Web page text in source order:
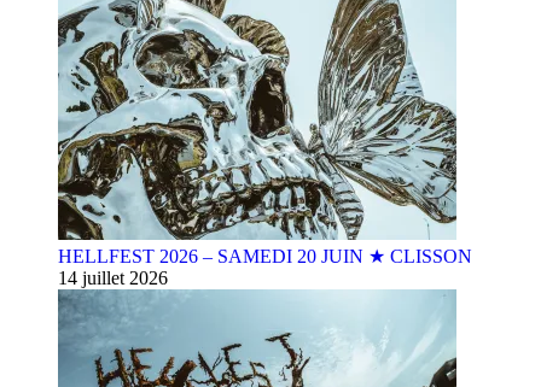
HELLFEST 2026 – SAMEDI 20 JUIN ★ CLISSON
14 juillet 2026